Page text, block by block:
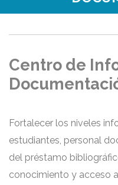
Centro de
Fortalecer los niveles
estudiantes, personal
del préstamo
conocimiento y acceso